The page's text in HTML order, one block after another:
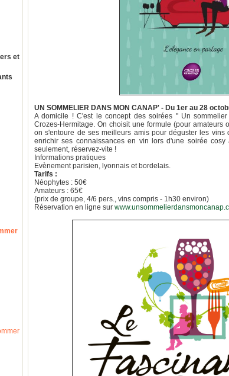
et
UN SOMMELIER DANS MON CANAP' - Du 1er au 28
A domicile ! C'est le concept des soirées " Un
Crozes-Hermitage. On choisit une formule (pour amateurs
on s'entoure de ses meilleurs amis pour déguster les vins
enrichir ses connaissances en vin lors d'une soirée
seulement, réservez-vite !
Informations pratiques
Evènement parisien, lyonnais et bordelais.
Tarifs :
Néophytes : 50€
Amateurs : 65€
(prix de groupe, 4/6 pers., vins compris - 1h30 environ)
Réservation en ligne sur